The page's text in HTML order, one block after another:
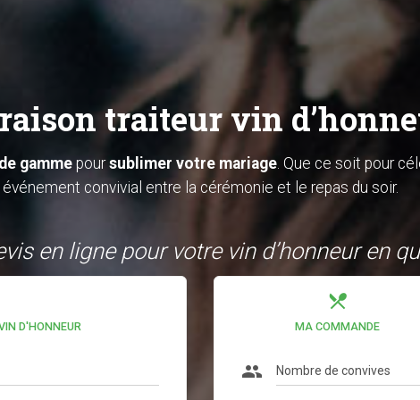
traiteur vin
gammepoursublimer votre mariage. Que ce soit pour
événement convivial entre la cérémonie et le repas du soir.
en ligne pour votre vin d’honneur en
D'HONNEUR
local_dining
MA COMMANDE
group Nombre de convives